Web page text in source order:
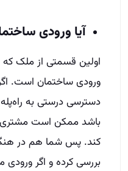
آیا ورودی
اولین قسمتی از ملک که
ورودی ساختمان است.
دسترسی درستی به
باشد ممکن است مشتری
کند. پس شما هم در
بررسی کرده و اگر